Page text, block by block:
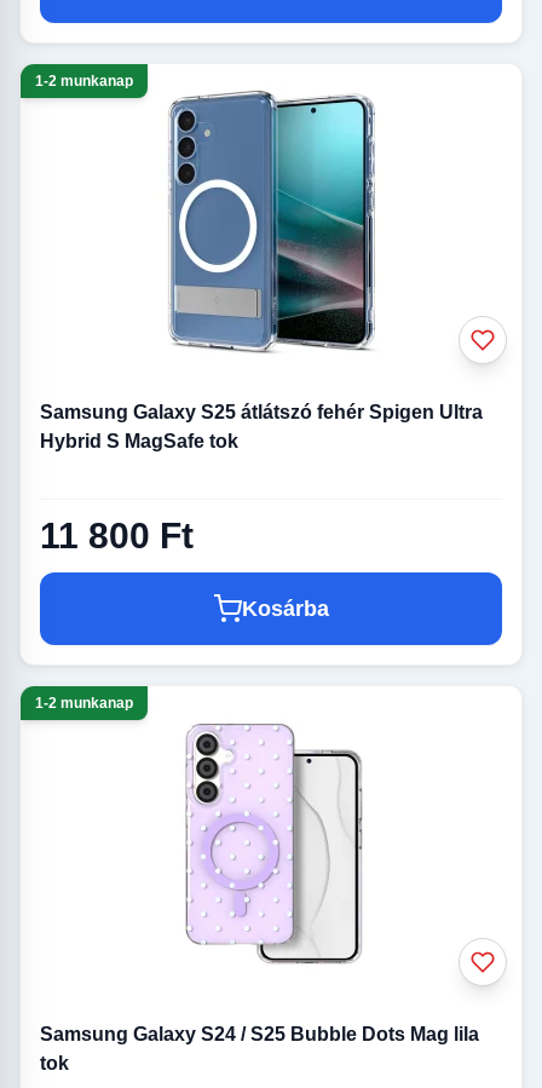
1-2 munkanap
Samsung Galaxy S25 átlátszó fehér Spigen Ultra
Hybrid S MagSafe tok
11 800 Ft
Kosárba
1-2 munkanap
Samsung Galaxy S24 / S25 Bubble Dots Mag lila
tok